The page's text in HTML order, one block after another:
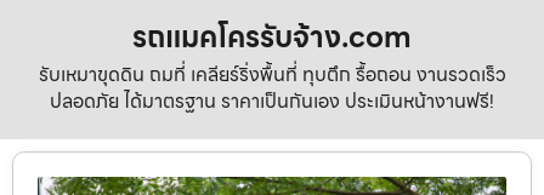
รถแมคโครรับจ้าง.com
รับเหมาขุดดิน ถมที่ เคลียร์ริ่งพื้นที่ ทุบตึก รื้อถอน งานรวดเร็ว
ปลอดภัย ได้มาตรฐาน ราคาเป็นกันเอง ประเมินหน้างานฟรี!